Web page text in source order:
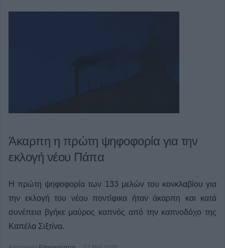
Άκαρπη η πρώτη ψηφοφορία για την
εκλογή νέου Πάπα
Η πρώτη ψηφοφορία των 133 μελών του κονκλαβίου για
την εκλογή του νέου ποντίφικα ήταν άκαρπη και κατά
συνέπεια βγήκε μαύρος καπνός από την καπνοδόχο της
Καπέλα Σιξτίνα.